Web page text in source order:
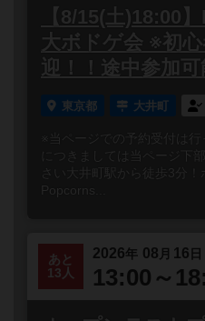
【8/15(土)18:00
大ボドゲ会 ※初
迎！！途中参加可
東京都 大井町
※当ページでの予約受付は
につきましては当ページ下
さい大井町駅から徒歩3分！
Popcorns...
あと
13人
2026年 08 月 16 日
13:00～